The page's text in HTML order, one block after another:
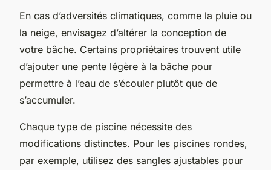
En cas d’adversités climatiques, comme la pluie ou
la neige, envisagez d’altérer la conception de
votre bâche. Certains propriétaires trouvent utile
d’ajouter une pente légère à la bâche pour
permettre à l’eau de s’écouler plutôt que de
s’accumuler.
Chaque type de piscine nécessite des
modifications distinctes. Pour les piscines rondes,
par exemple, utilisez des sangles ajustables pour